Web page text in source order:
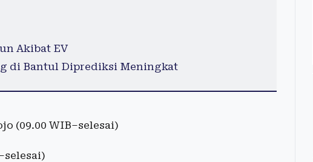
Akibat EV
di Bantul Diprediksi Meningkat
(09.00 WIB–selesai)